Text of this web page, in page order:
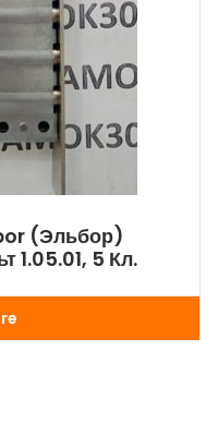
(Эльбор)
1.05.01, 5 Кл.